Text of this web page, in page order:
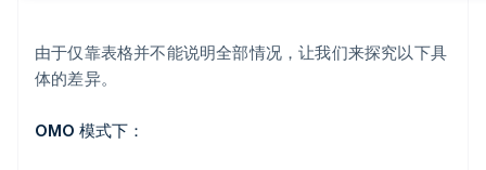
由于仅靠表格并不能说明全部情况，让我们来探究以下具
体的差异。
OMO 模式下：